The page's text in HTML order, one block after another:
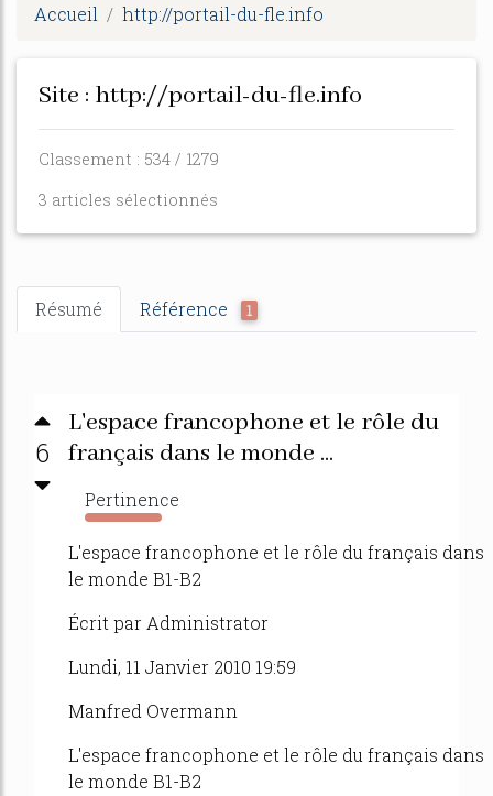
Accueil http://portail-du-fle.info
Site : http://portail-du-fle.info
Classement : 534 / 1279
3 articles sélectionnés
Résumé Référence 1
6
L'espace francophone et le rôle du
français dans le monde ...
Pertinence
7208%
L'espace francophone et le rôle du français dans
le monde B1-B2
Écrit par Administrator
Lundi, 11 Janvier 2010 19:59
Manfred Overmann
L'espace francophone et le rôle du français dans
le monde B1-B2